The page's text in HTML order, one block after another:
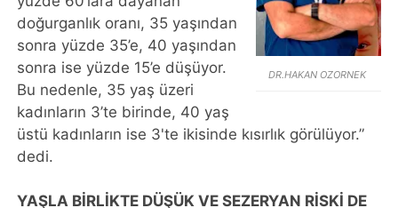
DR.HAKAN OZORNEK
doğurganlık oranı, 35 yaşından
sonra yüzde 35’e, 40 yaşından
sonra ise yüzde 15’e düşüyor.
Bu nedenle, 35 yaş üzeri
kadınların 3’te birinde, 40 yaş
üstü kadınların ise 3'te ikisinde kısırlık görülüyor.”
dedi.
YAŞLA BİRLİKTE DÜŞÜK VE SEZERYAN RİSKİ DE